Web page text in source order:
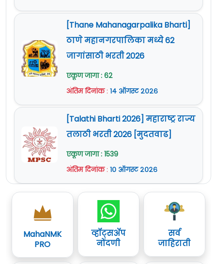
[Thane Mahanagarpalika Bharti]
ठाणे महानगरपालिका मध्ये 62
जागांसाठी भरती 2026
एकूण जागा : 62
अंतिम दिनांक: १४ ऑगस्ट २०२६
[Talathi Bharti 2026] महाराष्ट्र राज्य
तलाठी भरती 2026 [मुदतवाढ]
एकूण जागा : 1539
अंतिम दिनांक: १० ऑगस्ट २०२६
MahaNMK
PRO
व्हॉट्सॲप
नोंदणी
सर्व
जाहिराती